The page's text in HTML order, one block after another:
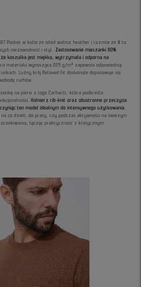
Pocket w kolorze oiled walnut heather i rozmiarze M to
niezawodność i styl. Zastosowanie mieszanki 60%
że koszulka jest miękka, wytrzymała i odporna na
materiału wynosząca 229 g/m² zapewnia odpowiednią
Luźny krój Relaxed Fit doskonale dopasowuje się
ruchów.
na piersi z logo Carhartt, która podkreśla
Kołnierz rib-knit oraz obustronne przeszycia
ten model idealnym do intensywnego użytkowania.
co dzień, do pracy, czy podczas aktywności na świeżym
łącząc praktyczność z klasycznym